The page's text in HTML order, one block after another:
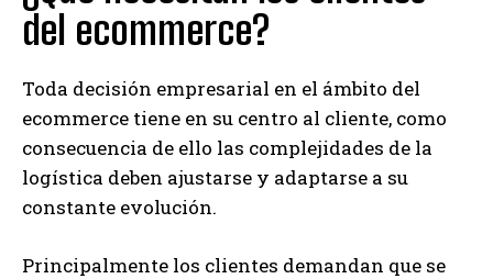
del ecommerce?
Toda decisión empresarial en el ámbito del
ecommerce tiene en su centro al cliente, como
consecuencia de ello las complejidades de la
logística deben ajustarse y adaptarse a su
constante evolución.
Principalmente los clientes demandan que se